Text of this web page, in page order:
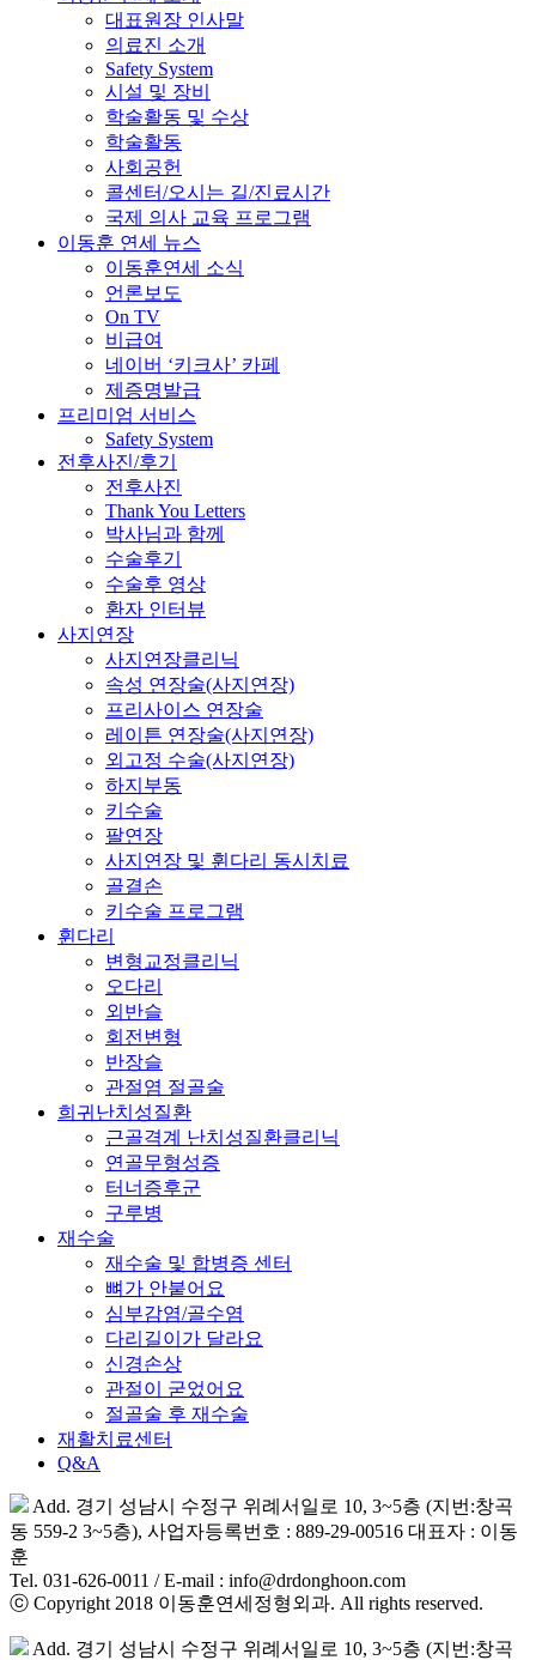
대표원장 인사말
의료진 소개
Safety System
시설 및 장비
학술활동 및 수상
학술활동
사회공헌
콜센터/오시는 길/진료시간
국제 의사 교육 프로그램
이동훈 연세 뉴스
이동훈연세 소식
언론보도
On TV
비급여
네이버 ‘키크사’ 카페
제증명발급
프리미엄 서비스
Safety System
전후사진/후기
전후사진
Thank You Letters
박사님과 함께
수술후기
수술후 영상
환자 인터뷰
사지연장
사지연장클리닉
속성 연장술(사지연장)
프리사이스 연장술
레이튼 연장술(사지연장)
외고정 수술(사지연장)
하지부동
키수술
팔연장
사지연장 및 휜다리 동시치료
골결손
키수술 프로그램
휜다리
변형교정클리닉
오다리
외반슬
회전변형
반장슬
관절염 절골술
희귀난치성질환
근골격계 난치성질환클리닉
연골무형성증
터너증후군
구루병
재수술
재수술 및 합병증 센터
뼈가 안붙어요
심부감염/골수염
다리길이가 달라요
신경손상
관절이 굳었어요
절골술 후 재수술
재활치료센터
Q&A
Add. 경기 성남시 수정구 위례서일로 10, 3~5층 (지번:창곡
동 559-2 3~5층), 사업자등록번호 : 889-29-00516 대표자 : 이동
훈
Tel. 031-626-0011 / E-mail : info@drdonghoon.com
ⓒ Copyright 2018 이동훈연세정형외과. All rights reserved.
Add. 경기 성남시 수정구 위례서일로 10, 3~5층 (지번:창곡